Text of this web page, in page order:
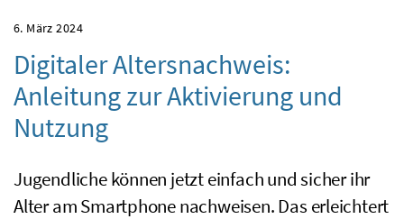
6. März 2024
Digitaler Altersnachweis:
Anleitung zur Aktivierung und
Nutzung
Jugendliche können jetzt einfach und sicher ihr
Alter am Smartphone nachweisen. Das erleichtert